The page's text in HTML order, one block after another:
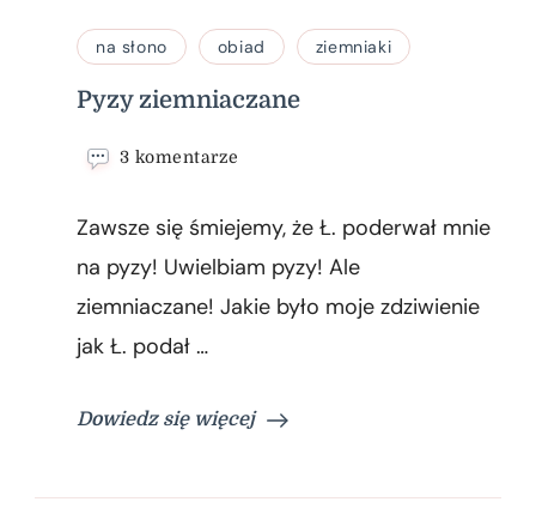
na słono obiad ziemniaki
Pyzy ziemniaczane
3 komentarze
Zawsze się śmiejemy, że Ł. poderwał mnie
na pyzy! Uwielbiam pyzy! Ale
ziemniaczane! Jakie było moje zdziwienie
jak Ł. podał …
Dowiedz się więcej